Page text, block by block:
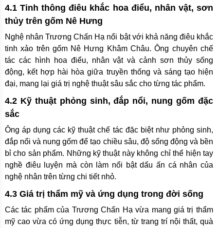
4.1 Tinh thông điêu khắc hoa điểu, nhân vật, sơn
thủy trên gốm Nê Hưng
Nghệ nhân Trương Chấn Hạ nổi bật với khả năng điêu khắc
tinh xảo trên gốm Nê Hưng Khâm Châu. Ông chuyên chế
tác các hình hoa điểu, nhân vật và cảnh sơn thủy sống
động, kết hợp hài hòa giữa truyền thống và sáng tạo hiện
đại, mang lại giá trị nghệ thuật sâu sắc cho từng tác phẩm.
4.2 Kỹ thuật phỏng sinh, đắp nổi, nung gốm đặc
sắc
Ông áp dụng các kỹ thuật chế tác đặc biệt như phỏng sinh,
đắp nổi và nung gốm để tạo chiều sâu, độ sống động và bền
bỉ cho sản phẩm. Những kỹ thuật này không chỉ thể hiện tay
nghề điêu luyện mà còn làm nổi bật dấu ấn cá nhân của
nghệ nhân trên từng chi tiết nhỏ.
4.3 Giá trị thẩm mỹ và ứng dụng trong đời sống
Các tác phẩm của Trương Chấn Hạ vừa mang giá trị thẩm
mỹ cao vừa có ứng dụng thực tiễn, từ trang trí nội thất, quà